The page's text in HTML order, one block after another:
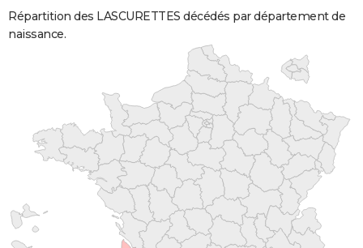
Répartition des LASCURETTES décédés par département de
naissance.